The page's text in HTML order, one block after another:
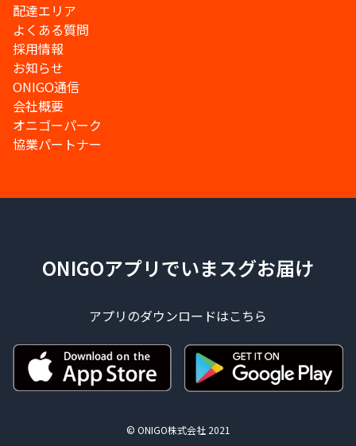
配達エリア
よくある質問
採用情報
お知らせ
ONIGO通信
会社概要
オニゴーパーク
協業パートナー
ONIGOアプリでいまスグお届け
アプリのダウンロードはこちら
© ONIGO株式会社 2021